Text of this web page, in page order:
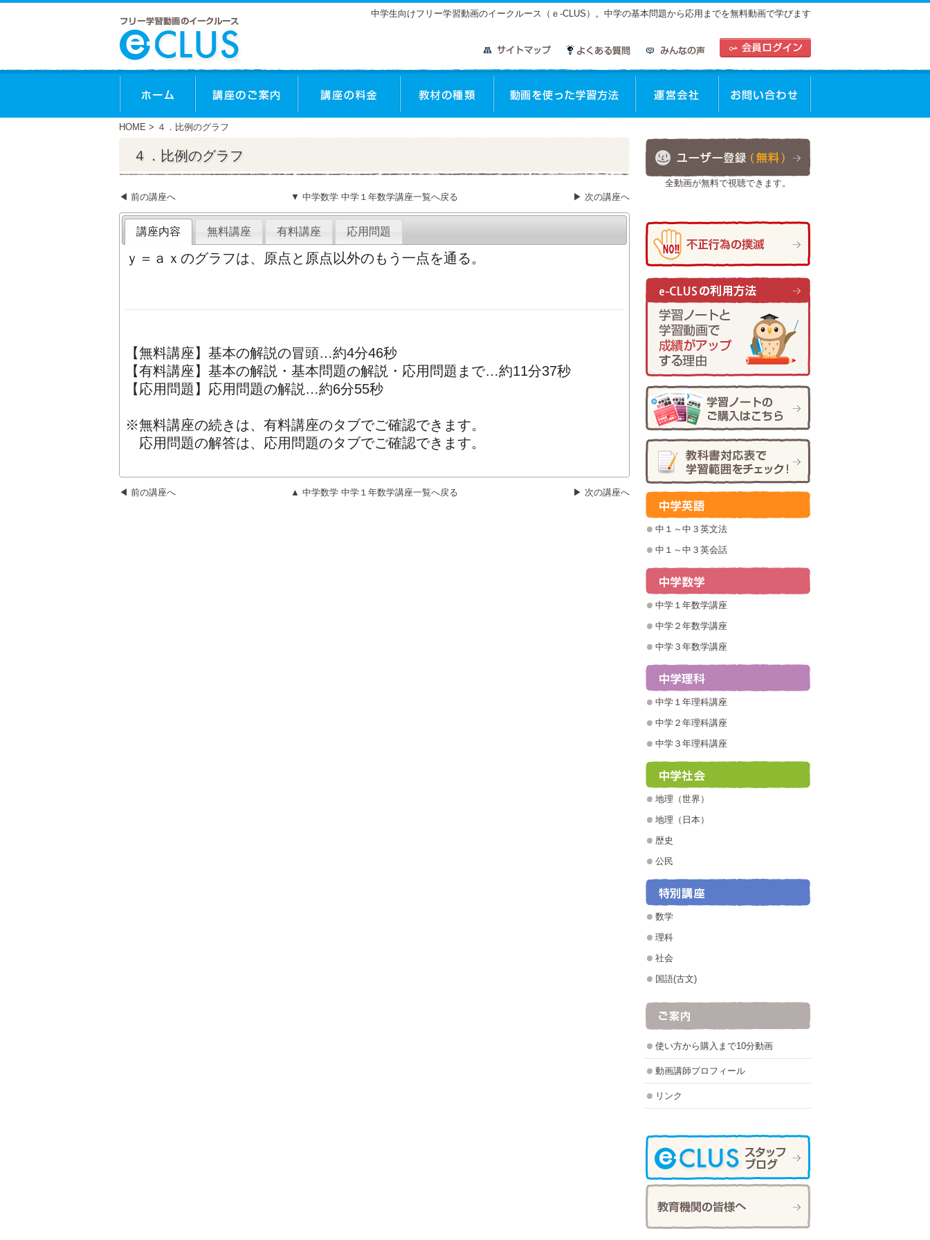
中学生向けフリー学習動画のイークルース（ｅ-CLUS）。中学の基本問題から応用までを無料動画で学びます
HOME > ４．比例のグラフ
４．比例のグラフ
◀ 前の講座へ ▼ 中学数学 中学１年数学講座一覧へ戻る ▶ 次の講座へ
講座内容 無料講座 有料講座 応用問題
ｙ＝ａｘのグラフは、原点と原点以外のもう一点を通る。
【無料講座】基本の解説の冒頭…約4分46秒
【有料講座】基本の解説・基本問題の解説・応用問題まで…約11分37秒
【応用問題】応用問題の解説…約6分55秒
※無料講座の続きは、有料講座のタブでご確認できます。
応用問題の解答は、応用問題のタブでご確認できます。
◀ 前の講座へ ▲ 中学数学 中学１年数学講座一覧へ戻る ▶ 次の講座へ
全動画が無料で視聴できます。
中１～中３英文法
中１～中３英会話
中学１年数学講座
中学２年数学講座
中学３年数学講座
中学１年理科講座
中学２年理科講座
中学３年理科講座
地理（世界）
地理（日本）
歴史
公民
数学
理科
社会
国語(古文)
使い方から購入まで10分動画
動画講師プロフィール
リンク